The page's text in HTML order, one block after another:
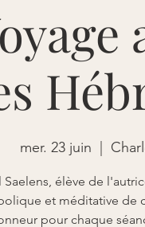
mer. 23 juin
élève de
et méditative de
pour chaque